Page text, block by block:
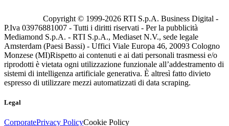
Copyright © 1999-2026 RTI S.p.A. Business Digital -
P.Iva 03976881007 - Tutti i diritti riservati - Per la pubblicità
Mediamond S.p.A. - RTI S.p.A., Mediaset N.V., sede legale
Amsterdam (Paesi Bassi) - Uffici Viale Europa 46, 20093 Cologno
Monzese (MI)Rispetto ai contenuti e ai dati personali trasmessi e/o
riprodotti è vietata ogni utilizzazione funzionale all’addestramento di
sistemi di intelligenza artificiale generativa. È altresì fatto divieto
espresso di utilizzare mezzi automatizzati di data scraping.
Legal
CorporatePrivacy PolicyCookie Policy